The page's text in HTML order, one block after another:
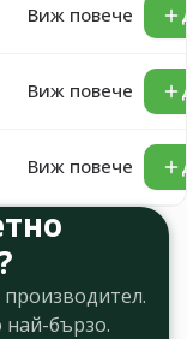
Виж повече
Виж повече
Виж повече
бързо.